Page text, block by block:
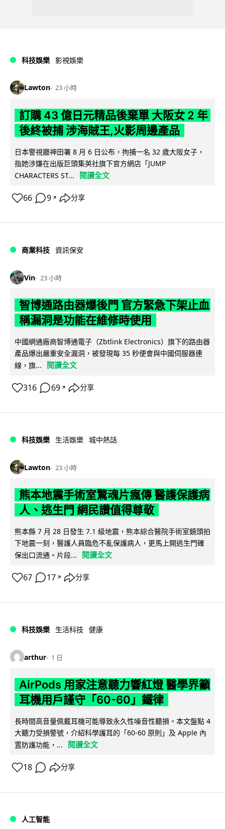
科技娛樂 影視娛樂
Lawton 23 小時
訂購 43 億日元精品後棄單 大阪女 2 年
後終被捕 涉海賊王,火影周邊產品
日本警視廳神田署 8 月 6 日公布，拘捕一名 32 歲大阪女子，
指她涉嫌在出版巨頭集英社旗下官方網店「JUMP
CHARACTERS ST...
閱讀全文
66 9 ↗ 分享
商業科技 資訊保安
Vin 23 小時
智博通路由器爆後門 官方緊急下架止血
稱漏洞是功能在維修時使用
中國網通廠商智博通電子（Zbtlink Electronics）旗下的路由器
產品爆出嚴重安全漏洞，被發現每 35 秒便會與中國伺服器連
線，旗...
閱讀全文
316 69 ↗ 分享
科技娛樂 生活娛樂 城中熱話
Lawton 23 小時
熊本地震手術室驚魂片瘋傳 醫護保護病
人、逃生門 網民讚值得尊敬
熊本縣 7 月 28 日發生 7.1 級地震，熊本綜合醫院手術室鏡頭拍
下地震一刻，醫護人員臨危不亂保護病人，更馬上開逃生門確
保出口流通。片段...
閱讀全文
67 17 ↗ 分享
科技娛樂 生活科技 健康
arthur 1 日
AirPods 用家注意聽力響紅燈 醫學界籲
耳機用戶謹守「60-60」鐵律
長時間高音量佩戴耳機可能導致永久性噪音性聽損。本文盤點 4
大聽力受損警號，介紹科學護耳的「60-60 原則」及 Apple 內
置防護功能，...
閱讀全文
18 分享
人工智能